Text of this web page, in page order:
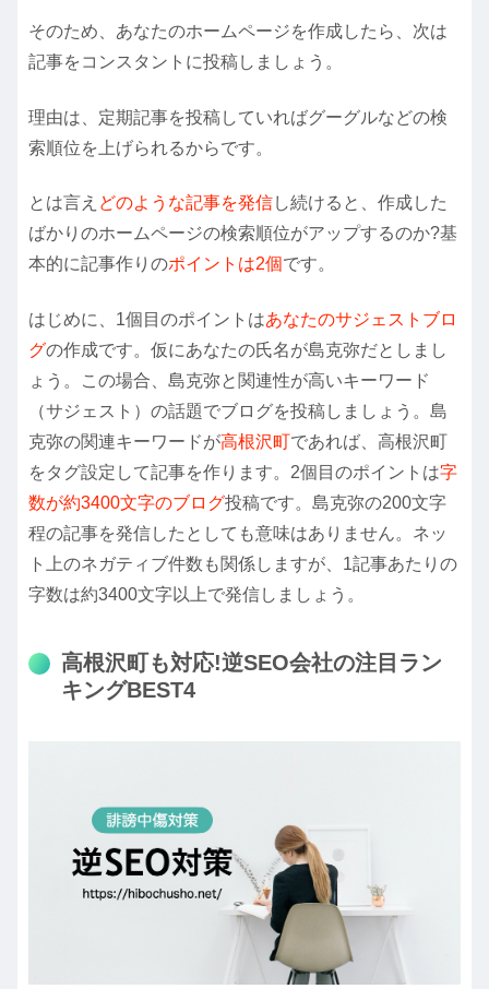
そのため、あなたのホームページを作成したら、次は
記事をコンスタントに投稿しましょう。
理由は、定期記事を投稿していればグーグルなどの検
索順位を上げられるからです。
とは言え どのような記事を発信し続けると、作成した
ばかりのホームページの検索順位がアップするのか?基
本的に記事作りのポイントは2個です。
はじめに、1個目のポイントはあなたのサジェストブロ
グの作成です。仮にあなたの氏名が島克弥だとしまし
ょう。この場合、島克弥と関連性が高いキーワード
（サジェスト）の話題でブログを投稿しましょう。島
克弥の関連キーワードが高根沢町であれば、高根沢町
をタグ設定して記事を作ります。2個目のポイントは字
数が約3400文字のブログ投稿です。島克弥の200文字
程の記事を発信したとしても意味はありません。ネッ
ト上のネガティブ件数も関係しますが、1記事あたりの
字数は約3400文字以上で発信しましょう。
高根沢町も対応!逆SEO会社の注目ラン
キングBEST4